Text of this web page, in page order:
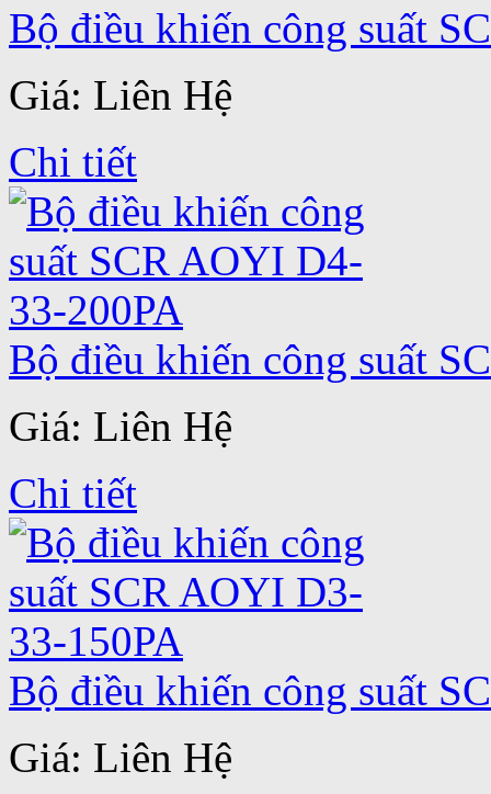
Bộ điều khiến công suất
Giá: Liên Hệ
Chi tiết
Bộ điều khiến công suất
Giá: Liên Hệ
Chi tiết
Bộ điều khiến công suất
Giá: Liên Hệ